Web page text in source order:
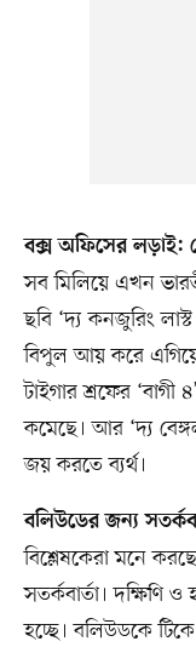
বক্স অফিসের লড়াই:
সব মিলিয়ে এখন
ছবি ‘দ্য কনজুরিং লাস্ট
বিপুল আয় করে
টাইগার শ্রফের
কমেছে। আর ‘দ্য
জয় করতে ব্যর্থ।
বলিউডের জন্য
বিশ্লেষকেরা মনে
সতর্কবার্তা। দক্ষিণি
হচ্ছে। বলিউডকে